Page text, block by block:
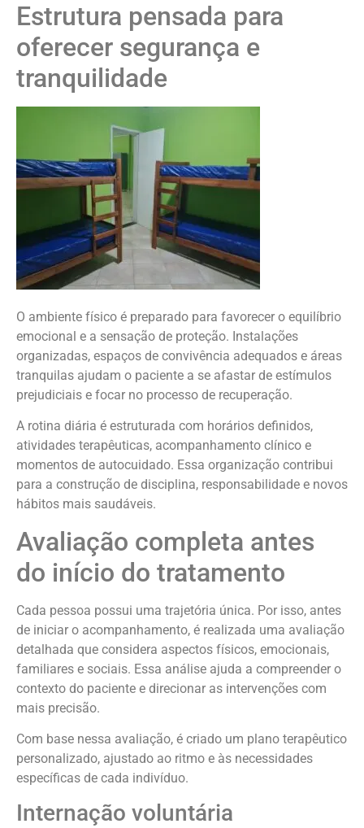
Estrutura pensada para
oferecer segurança e
tranquilidade
O ambiente físico é preparado para favorecer o equilíbrio
emocional e a sensação de proteção. Instalações
organizadas, espaços de convivência adequados e áreas
tranquilas ajudam o paciente a se afastar de estímulos
prejudiciais e focar no processo de recuperação.
A rotina diária é estruturada com horários definidos,
atividades terapêuticas, acompanhamento clínico e
momentos de autocuidado. Essa organização contribui
para a construção de disciplina, responsabilidade e novos
hábitos mais saudáveis.
Avaliação completa antes
do início do tratamento
Cada pessoa possui uma trajetória única. Por isso, antes
de iniciar o acompanhamento, é realizada uma avaliação
detalhada que considera aspectos físicos, emocionais,
familiares e sociais. Essa análise ajuda a compreender o
contexto do paciente e direcionar as intervenções com
mais precisão.
Com base nessa avaliação, é criado um plano terapêutico
personalizado, ajustado ao ritmo e às necessidades
específicas de cada indivíduo.
Internação voluntária